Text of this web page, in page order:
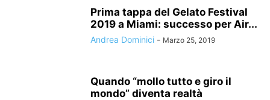
Prima tappa del Gelato Festival
2019 a Miami: successo per Air...
Andrea Dominici - Marzo 25, 2019
Quando “mollo tutto e giro il
mondo” diventa realtà